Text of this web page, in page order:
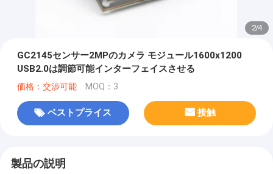
2/4
GC2145センサー2MPのカメラ モジュール1600x1200
USB2.0は調節可能インターフェイスさせる
価格：交渉可能 MOQ：3
ベストプライス 接触
製品の説明